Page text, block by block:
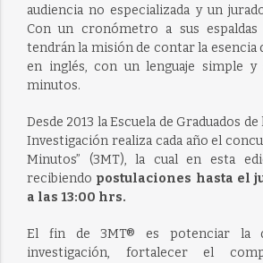
audiencia no especializada y un
Con un cronómetro a sus espaldas
tendrán la misión de contar la esencia
en inglés, con un lenguaje simple
minutos.
Desde 2013 la Escuela de Graduados
Investigación realiza cada año el
Minutos” (3MT), la cual en esta
recibiendo postulaciones hasta el
a las 13:00 hrs.
El fin de 3MT® es potenciar la
investigación, fortalecer el